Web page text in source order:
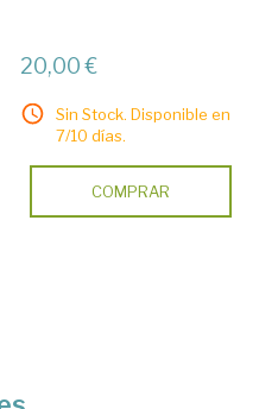
20,00 €
Sin Stock. Disponible en
7/10 días.
COMPRAR